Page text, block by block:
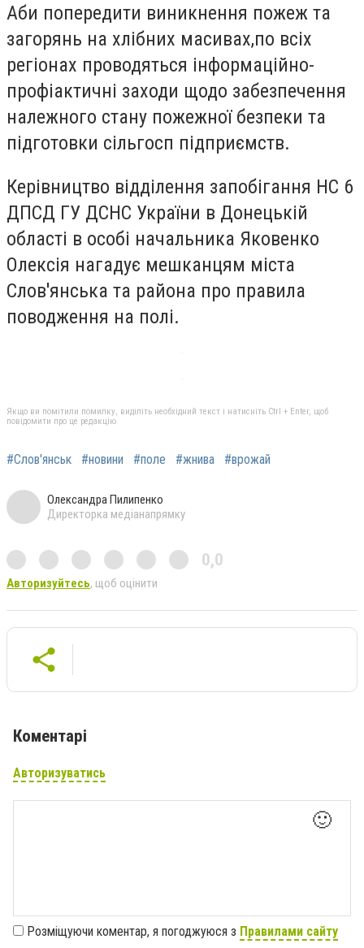
Аби попередити виникнення пожеж та
загорянь на хлібних масивах,по всіх
регіонах проводяться інформаційно-
профіактичні заходи щодо забезпечення
належного стану пожежної безпеки та
підготовки сільгосп підприємств.
Керівництво відділення запобігання НС 6
ДПСД ГУ ДСНС України в Донецькій
області в особі начальника Яковенко
Олексія нагадує мешканцям міста
Слов'янська та района про правила
поводження на полі.
Якщо ви помітили помилку, виділіть необхідний текст і натисніть Ctrl + Enter, щоб
повідомити про це редакцію
#Слов'янськ #новини #поле #жнива #врожай
Олександра Пилипенко
Директорка медіанапрямку
0,0
Авторизуйтесь, щоб оцінити
Коментарі
Авторизуватись
🙂
Розміщуючи коментар, я погоджуюся з Правилами сайту